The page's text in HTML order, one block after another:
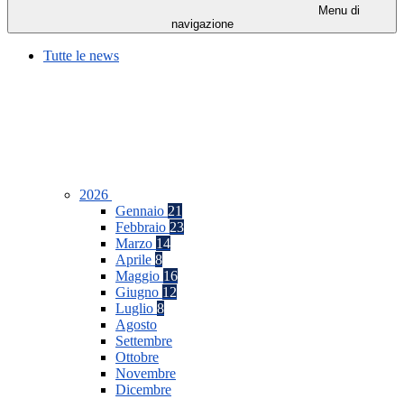
Menu di
navigazione
Tutte le news
2026
Gennaio 21
Febbraio 23
Marzo 14
Aprile 8
Maggio 16
Giugno 12
Luglio 8
Agosto
Settembre
Ottobre
Novembre
Dicembre